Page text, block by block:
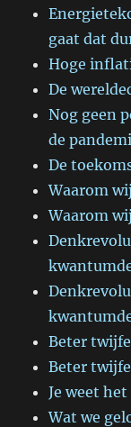
gaat dat
Hoge
De
Nog geen
de
De
Waarom
Waarom
Beter
Beter
Je weet
Wat we